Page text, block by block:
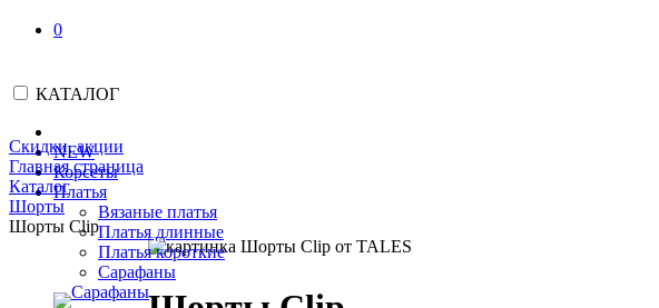
0
КАТАЛОГ
NEW
Корсеты
Платья
Вязаные платья
Платья длинные
Платья короткие
Сарафаны
Скидки, акции
Главная страница
Каталог
Шорты
Шорты Clip